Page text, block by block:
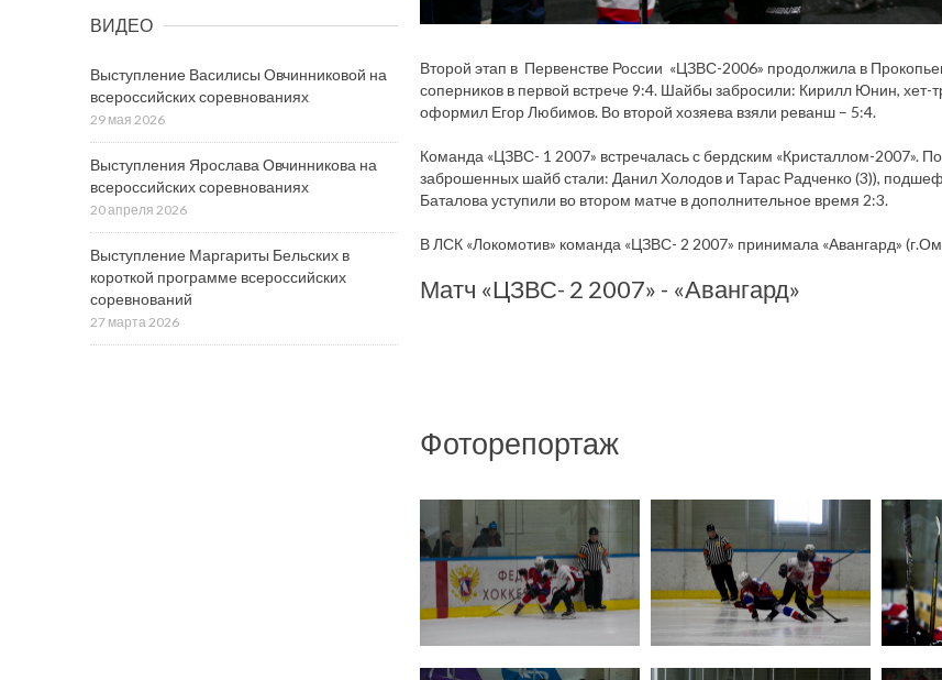
Второй этап в Первенстве России «ЦЗВС-2006» продолжила в
соперников в первой встрече 9:4. Шайбы забросили: Кирилл Юнин,
оформил Егор Любимов. Во второй хозяева взяли реванш – 5:4.
Команда «ЦЗВС- 1 2007» встречалась с бердским «Кристаллом-2007».
заброшенных шайб стали: Данил Холодов и Тарас Радченко (3)),
Баталова уступили во втором матче в дополнительное время 2:3.
В ЛСК «Локомотив» команда «ЦЗВС- 2 2007» принимала «Авангард»
Матч «ЦЗВС- 2 2007» - «Авангард»
Фоторепортаж
ВИДЕО
Выступление Василисы Овчинниковой на
всероссийских соревнованиях
29 мая 2026
Выступления Ярослава Овчинникова на
всероссийских соревнованиях
20 апреля 2026
Выступление Маргариты Бельских в
короткой программе всероссийских
соревнований
27 марта 2026